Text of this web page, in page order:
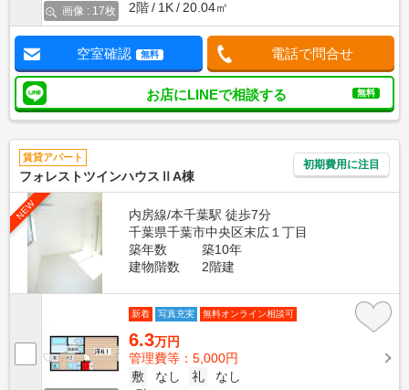
画像 : 17枚 2階 1K 20.04㎡
空室確認 無料 電話で問合せ
お店にLINEで相談する 無料
賃貸アパート
フォレストツインハウスⅡA棟
初期費用に注目
NEW
内房線/本千葉駅 徒歩7分
千葉県千葉市中央区末広１丁目
築年数
築10年
建物階数
2階建
新着 写真充実 無料オンライン相談可
6.3万円
管理費等：5,000円
敷
なし 礼
なし